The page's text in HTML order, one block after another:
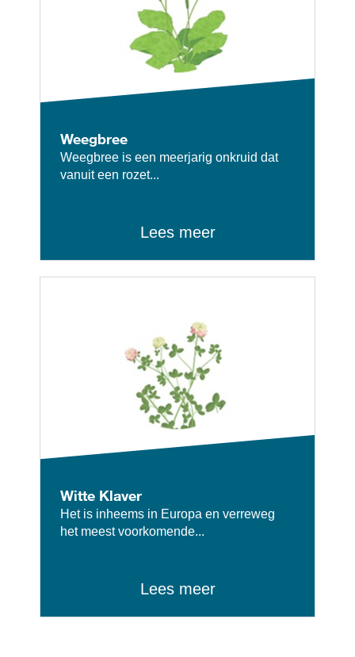
Weegbree
Weegbree is een meerjarig onkruid dat
vanuit een rozet...
Lees meer
Witte Klaver
Het is inheems in Europa en verreweg
het meest voorkomende...
Lees meer